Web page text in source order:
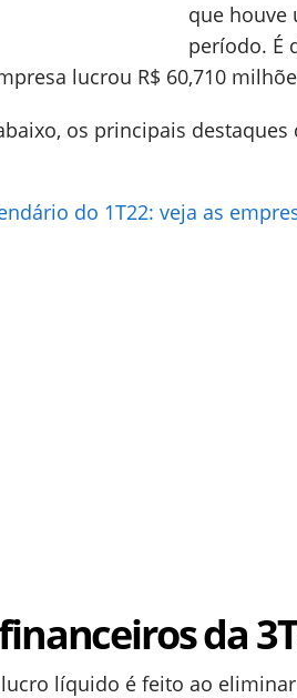
que houve
período. É
lucrou R$ 60,710
os principais
do 1T22: veja as
da
líquido é feito ao